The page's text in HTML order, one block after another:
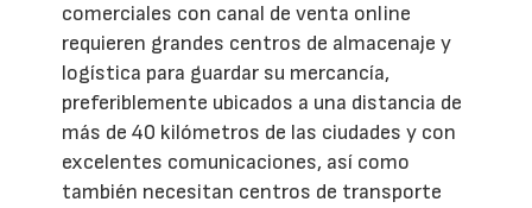
comerciales con canal de venta online
requieren grandes centros de almacenaje y
logística para guardar su mercancía,
preferiblemente ubicados a una distancia de
más de 40 kilómetros de las ciudades y con
excelentes comunicaciones, así como
también necesitan centros de transporte